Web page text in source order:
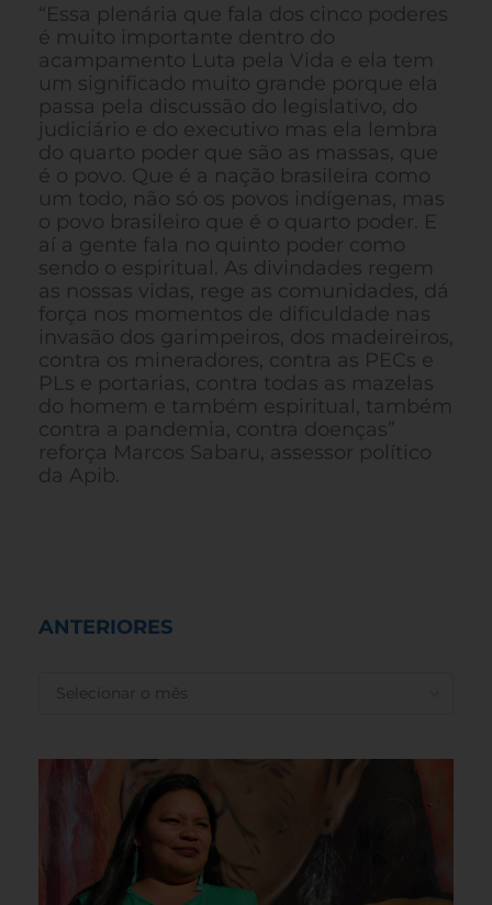
“Essa plenária que fala dos cinco poderes
é muito importante dentro do
acampamento Luta pela Vida e ela tem
um significado muito grande porque ela
passa pela discussão do legislativo, do
judiciário e do executivo mas ela lembra
do quarto poder que são as massas, que
é o povo. Que é a nação brasileira como
um todo, não só os povos indígenas, mas
o povo brasileiro que é o quarto poder. E
aí a gente fala no quinto poder como
sendo o espiritual. As divindades regem
as nossas vidas, rege as comunidades, dá
força nos momentos de dificuldade nas
invasão dos garimpeiros, dos madeireiros,
contra os mineradores, contra as PECs e
PLs e portarias, contra todas as mazelas
do homem e também espiritual, também
contra a pandemia, contra doenças”
reforça Marcos Sabaru, assessor político
da Apib.
ANTERIORES